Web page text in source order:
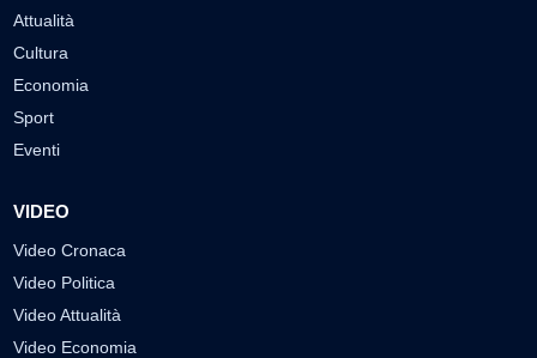
Attualità
Cultura
Economia
Sport
Eventi
VIDEO
Video Cronaca
Video Politica
Video Attualità
Video Economia